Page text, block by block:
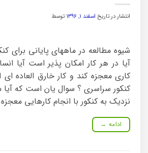
انتشار در تاریخ اسفند ۱, ۱۳۹۶ توسط
شیوه مطالعه در ماههای پایانی برای
آیا در هر کار امکان پذیر است آیا
کاری معجزه کند و کار خارق العاده
کنکور سراسری ؟ سوال یان است که آیا
نزدیک به کنکور با انجام کارهایی
ادامه →